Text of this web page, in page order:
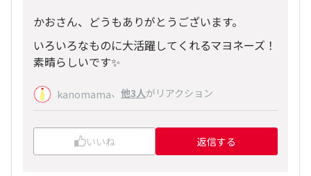
かおさん、どうもありがとうございます。
いろいろなものに大活躍してくれるマヨネーズ！
素晴らしいです✨
kanomama、 他3人がリアクション
いいね 返信する